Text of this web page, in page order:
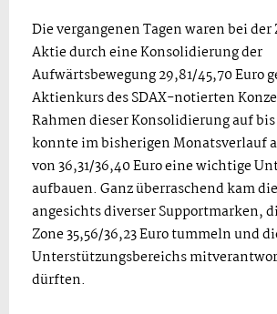
Die vergangenen Tagen waren bei
Aktie durch eine Konsolidierung der
Aufwärtsbewegung 29,81/45,70 Euro
Aktienkurs des SDAX-notierten
Rahmen dieser Konsolidierung auf bis
konnte im bisherigen Monatsverlauf
von 36,31/36,40 Euro eine wichtige
aufbauen. Ganz überraschend kam
angesichts diverser Supportmarken,
Zone 35,56/36,23 Euro tummeln und
Unterstützungsbereichs
dürften.